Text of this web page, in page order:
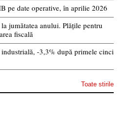
pe date operative, în aprilie 2026
jumătatea anului. Plățile pentru
fiscală
-3,3% după primele cinci
Toate stirile